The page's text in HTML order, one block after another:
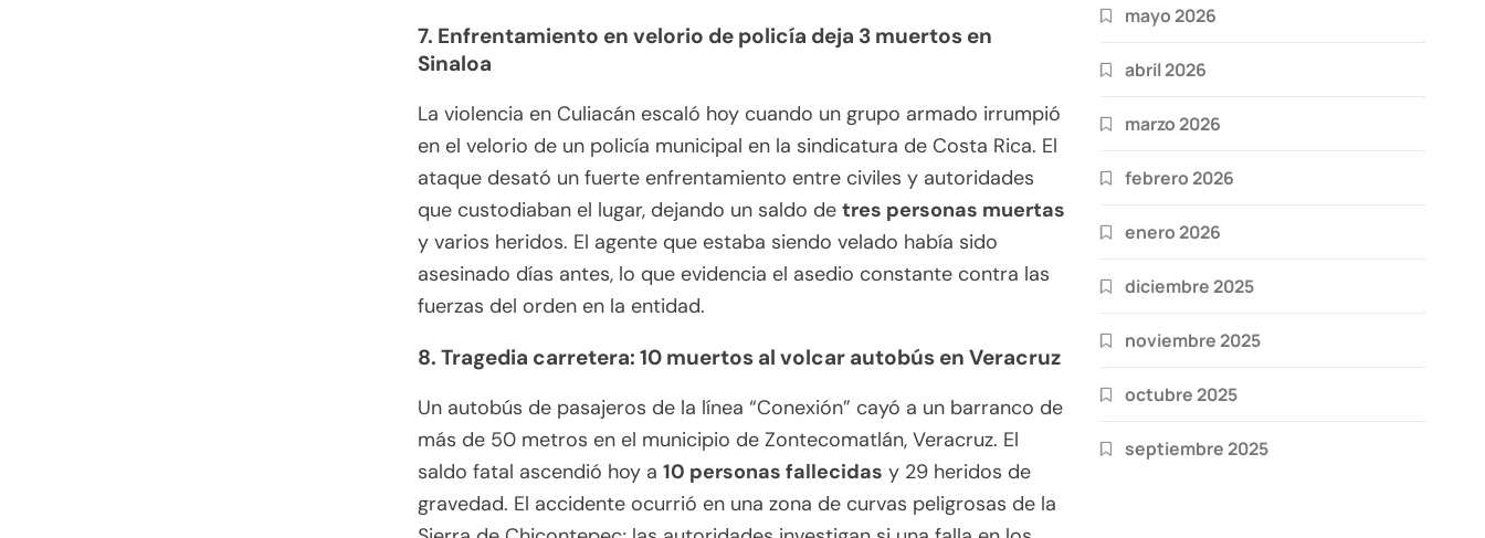
7. Enfrentamiento en velorio de policía deja 3 muertos en
Sinaloa
La violencia en Culiacán escaló hoy cuando un grupo armado irrumpió
en el velorio de un policía municipal en la sindicatura de Costa Rica. El
ataque desató un fuerte enfrentamiento entre civiles y autoridades
que custodiaban el lugar, dejando un saldo de tres personas muertas
y varios heridos. El agente que estaba siendo velado había sido
asesinado días antes, lo que evidencia el asedio constante contra las
fuerzas del orden en la entidad.
8. Tragedia carretera: 10 muertos al volcar autobús en Veracruz
Un autobús de pasajeros de la línea “Conexión” cayó a un barranco de
más de 50 metros en el municipio de Zontecomatlán, Veracruz. El
saldo fatal ascendió hoy a 10 personas fallecidas y 29 heridos de
gravedad. El accidente ocurrió en una zona de curvas peligrosas de la
mayo 2026
abril 2026
marzo 2026
febrero 2026
enero 2026
diciembre 2025
noviembre 2025
octubre 2025
septiembre 2025